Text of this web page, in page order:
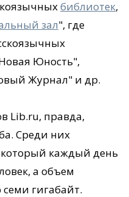
библиотек,
зал", где
Юность",
Журнал" и др.
Lib.ru, правда,
Среди них
каждый день
а объем
семи гигабайт.